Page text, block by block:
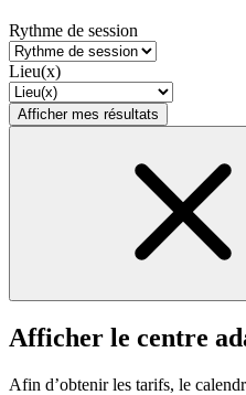
Rythme de session
Lieu(x)
Afficher mes résultats
Afficher le centre
Afin d’obtenir les tarifs, le